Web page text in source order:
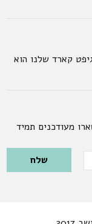
קארד שלנו הוא
מעודכנים תמיד